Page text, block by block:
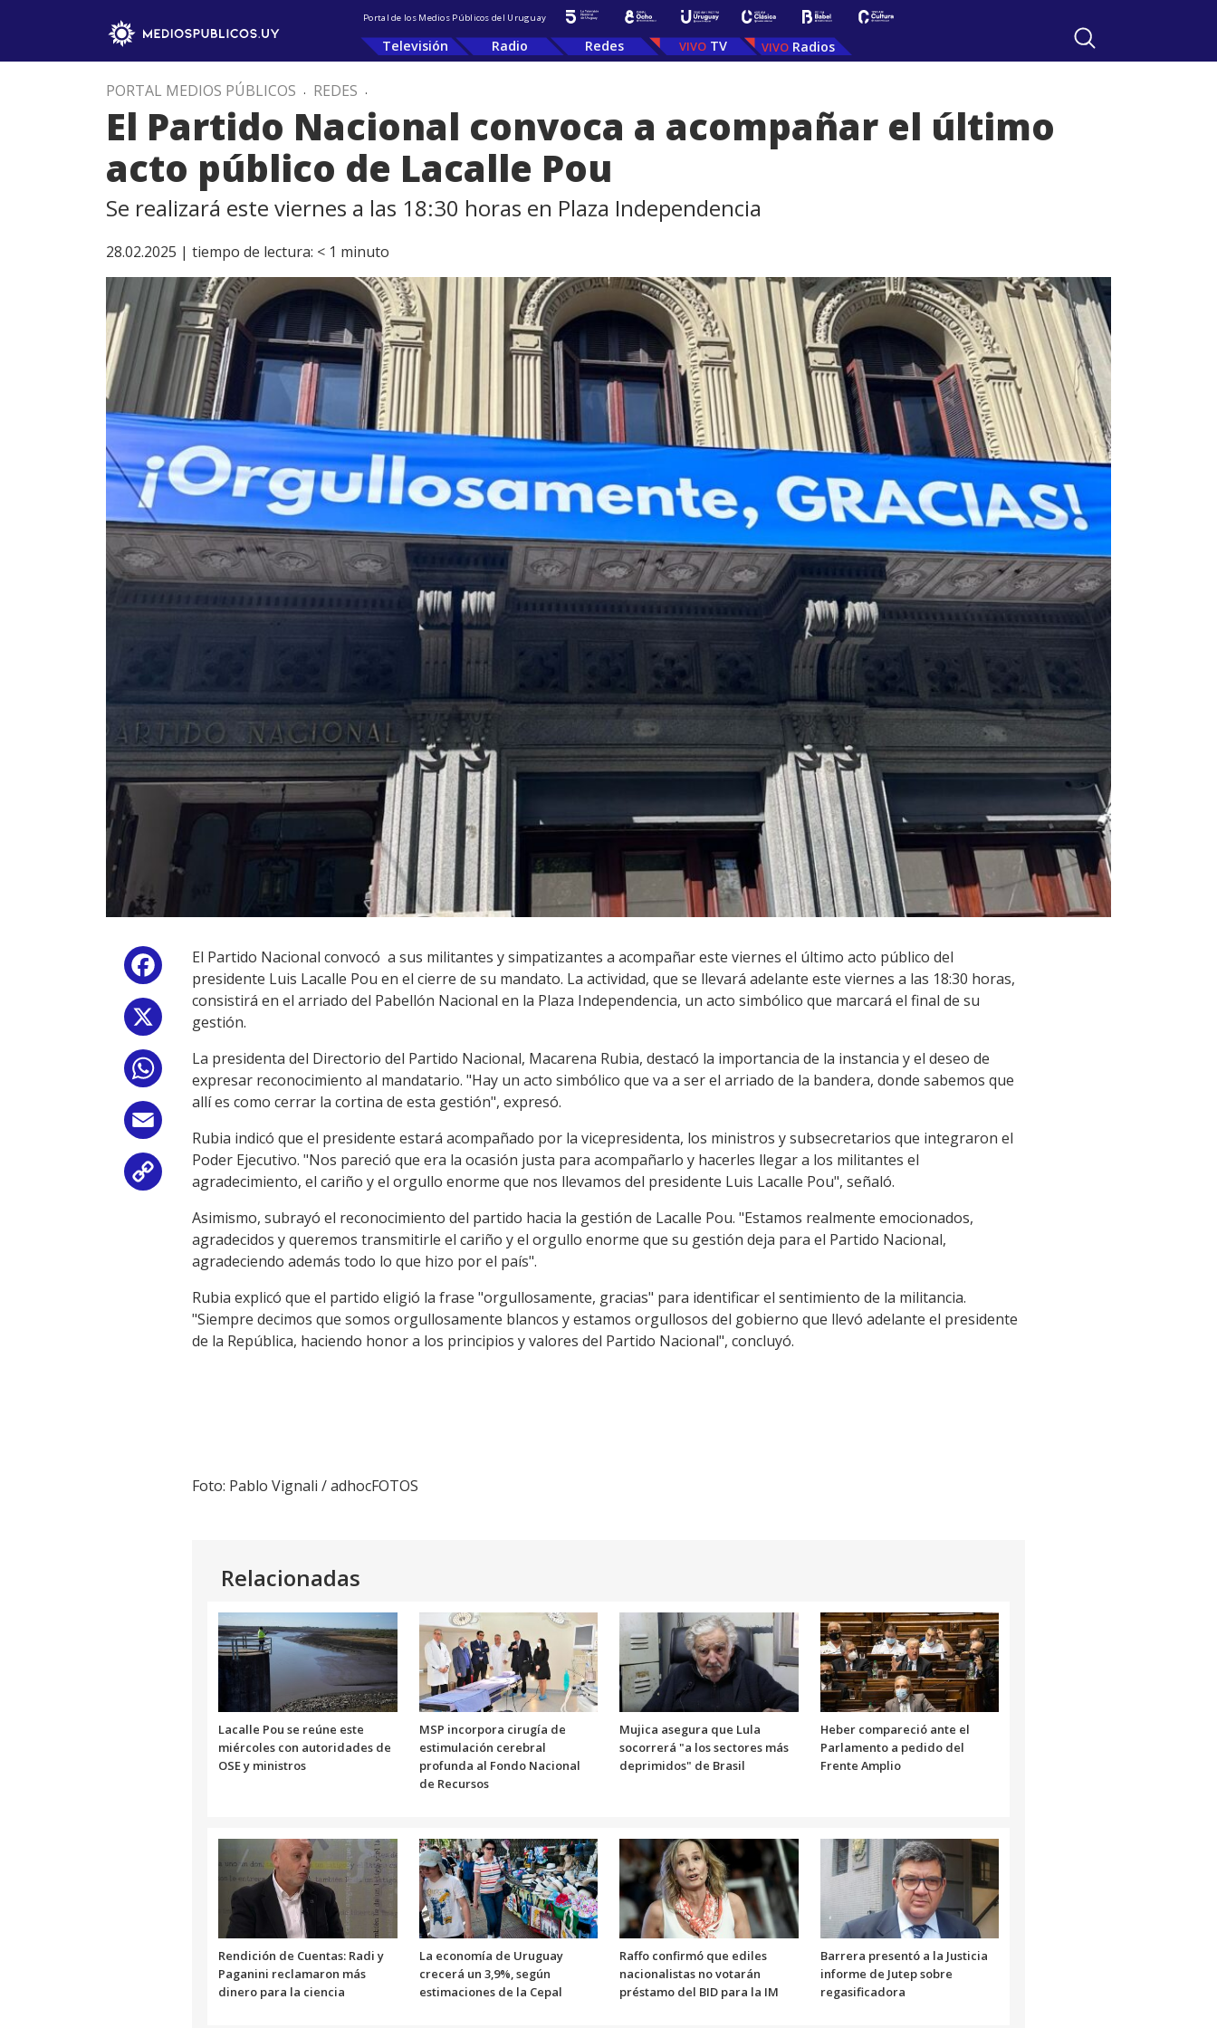
Portal de los Medios Públicos del Uruguay
Televisión Radio Redes TV Radios
PORTAL MEDIOS PÚBLICOS . REDES .
El Partido Nacional convoca a acompañar el último
acto público de Lacalle Pou
Se realizará este viernes a las 18:30 horas en Plaza Independencia
28.02.2025 | tiempo de lectura: < 1 minuto
Facebook
WhatsApp
Copy
Link
El Partido Nacional convocó a sus militantes y simpatizantes a acompañar este viernes el último acto público del
presidente Luis Lacalle Pou en el cierre de su mandato. La actividad, que se llevará adelante este viernes a las 18:30 horas,
consistirá en el arriado del Pabellón Nacional en la Plaza Independencia, un acto simbólico que marcará el final de su
gestión.
La presidenta del Directorio del Partido Nacional, Macarena Rubia, destacó la importancia de la instancia y el deseo de
expresar reconocimiento al mandatario. "Hay un acto simbólico que va a ser el arriado de la bandera, donde sabemos que
allí es como cerrar la cortina de esta gestión", expresó.
Rubia indicó que el presidente estará acompañado por la vicepresidenta, los ministros y subsecretarios que integraron el
Poder Ejecutivo. "Nos pareció que era la ocasión justa para acompañarlo y hacerles llegar a los militantes el
agradecimiento, el cariño y el orgullo enorme que nos llevamos del presidente Luis Lacalle Pou", señaló.
Asimismo, subrayó el reconocimiento del partido hacia la gestión de Lacalle Pou. "Estamos realmente emocionados,
agradecidos y queremos transmitirle el cariño y el orgullo enorme que su gestión deja para el Partido Nacional,
agradeciendo además todo lo que hizo por el país".
Rubia explicó que el partido eligió la frase "orgullosamente, gracias" para identificar el sentimiento de la militancia.
"Siempre decimos que somos orgullosamente blancos y estamos orgullosos del gobierno que llevó adelante el presidente
de la República, haciendo honor a los principios y valores del Partido Nacional", concluyó.
Foto: Pablo Vignali / adhocFOTOS
Relacionadas
Lacalle Pou se reúne este
miércoles con autoridades de
OSE y ministros
MSP incorpora cirugía de
estimulación cerebral
profunda al Fondo Nacional
de Recursos
Mujica asegura que Lula
socorrerá "a los sectores más
deprimidos" de Brasil
Heber compareció ante el
Parlamento a pedido del
Frente Amplio
Rendición de Cuentas: Radi y
Paganini reclamaron más
dinero para la ciencia
La economía de Uruguay
crecerá un 3,9%, según
estimaciones de la Cepal
Raffo confirmó que ediles
nacionalistas no votarán
préstamo del BID para la IM
Barrera presentó a la Justicia
informe de Jutep sobre
regasificadora